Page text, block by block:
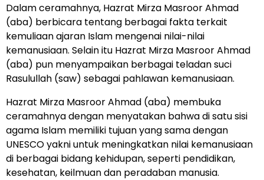
Dalam ceramahnya, Hazrat Mirza Masroor Ahmad
(aba) berbicara tentang berbagai fakta terkait
kemuliaan ajaran Islam mengenai nilai-nilai
kemanusiaan. Selain itu Hazrat Mirza Masroor Ahmad
(aba) pun menyampaikan berbagai teladan suci
Rasulullah (saw) sebagai pahlawan kemanusiaan.
Hazrat Mirza Masroor Ahmad (aba) membuka
ceramahnya dengan menyatakan bahwa di satu sisi
agama Islam memiliki tujuan yang sama dengan
UNESCO yakni untuk meningkatkan nilai kemanusiaan
di berbagai bidang kehidupan, seperti pendidikan,
kesehatan, keilmuan dan peradaban manusia.